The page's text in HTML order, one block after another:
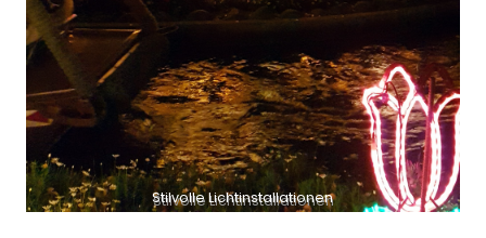
Stilvolle Lichtinstallationen